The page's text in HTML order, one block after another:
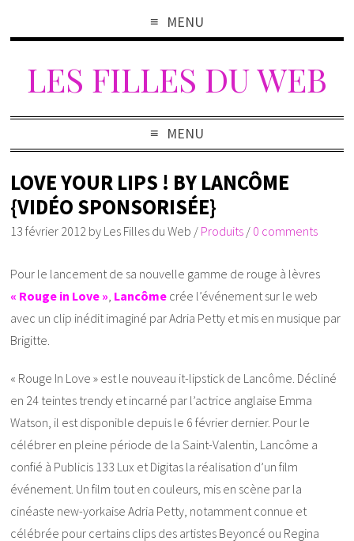
MENU
LES FILLES DU WEB
MENU
LOVE YOUR LIPS ! BY LANCÔME
{VIDÉO SPONSORISÉE}
13 février 2012 by Les Filles du Web / Produits / 0 comments
Pour le lancement de sa nouvelle gamme de rouge à lèvres
« Rouge in Love », Lancôme crée l’événement sur le web
avec un clip inédit imaginé par Adria Petty et mis en musique par
Brigitte.
« Rouge In Love » est le nouveau it-lipstick de Lancôme. Décliné
en 24 teintes trendy et incarné par l’actrice anglaise Emma
Watson, il est disponible depuis le 6 février dernier. Pour le
célébrer en pleine période de la Saint-Valentin, Lancôme a
confié à Publicis 133 Lux et Digitas la réalisation d’un film
événement. Un film tout en couleurs, mis en scène par la
cinéaste new-yorkaise Adria Petty, notamment connue et
célébrée pour certains clips des artistes Beyoncé ou Regina